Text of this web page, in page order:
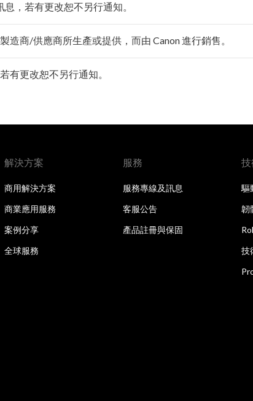
，若有更改恕不另行通知。
造商/供應商所生產或提供，而由 Canon 進行銷售。
有更改恕不另行通知。
解決方案
商用解決方案
商業應用服務
案例分享
全球服務
服務
服務專線及訊息
客服公告
產品註冊與保固
驅
韌
技